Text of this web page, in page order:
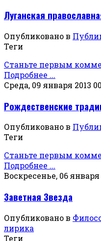
Луганская
Опубликовано в
Теги
Станьте первым
Подробнее ...
Среда, 09 января 2013
Рождественские
Опубликовано в
Теги
Станьте первым
Подробнее ...
Воскресенье, 06 января
Заветная Звезда
Опубликовано в
лирика
Теги